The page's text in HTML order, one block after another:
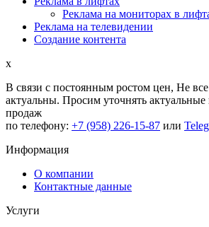
Реклама на мониторах в
Реклама на телевидении
Создание контента
x
В связи с постоянным ростом цен, Не
актуальны. Просим уточнять актуальные
продаж
по телефону: +7 (958) 226-15-87 или
Информация
О компании
Контактные данные
Услуги